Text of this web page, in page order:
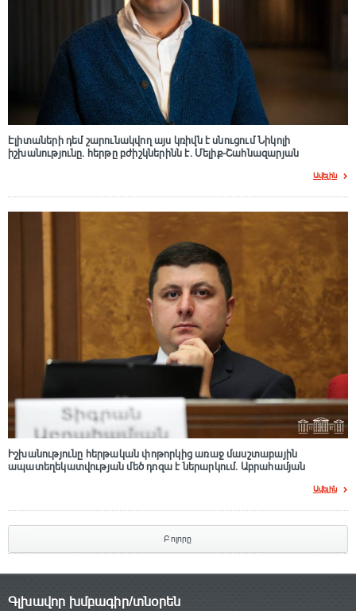
Էլիտաների դեմ շարունակվող այս կռիվն է սնուցում Նիկոլի
իշխանությունը. հերթը բժիշկներինն է. Մելիք-Շահնազարյան
Ավելին
Իշխանությունը հերթական փոթորկից առաջ մասշտաբային
ապատեղեկատվության մեծ դnզա է ներարկում․ Աբրահամյան
Ավելին
Բոլորը
Գլխավոր խմբագիր/տնօրեն